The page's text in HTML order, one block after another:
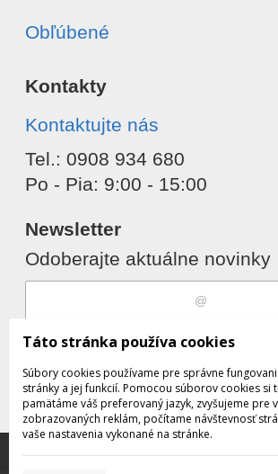
Obľúbené
Kontakty
Kontaktujte nás
Tel.: 0908 934 680
Po - Pia: 9:00 - 15:00
Newsletter
Odoberajte aktuálne novinky
Súhlasím sspracovaním
údajov
Odobrať
pomáhajú poskytovať služby. Používaním
Táto stránka používa cookies
Súbory cookies používame pre správne
stránky a jej funkcií. Pomocou súborov cookies si
pamätáme váš preferovaný jazyk, zvyšujeme pre
zobrazovaných reklám, počítame návštevnosť
vaše nastavenia vykonané na stránke.